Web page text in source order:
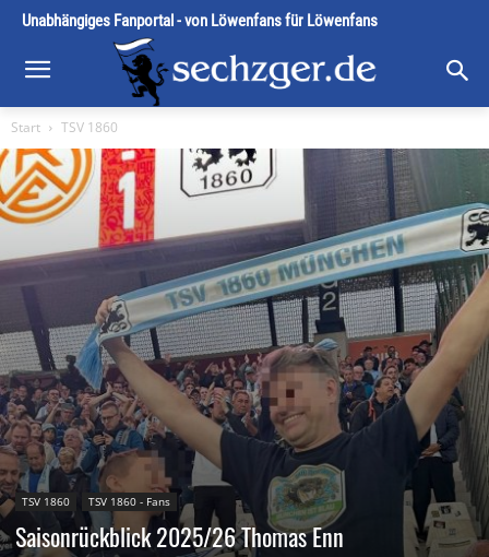
Unabhängiges Fanportal - von Löwenfans für Löwenfans
Start TSV 1860
TSV 1860 TSV 1860 - Fans
Saisonrückblick 2025/26 Thomas Enn